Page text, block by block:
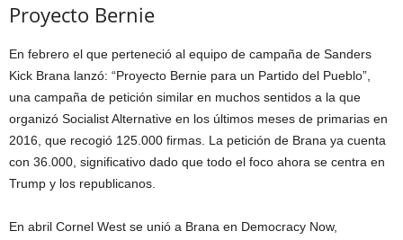
Proyecto Bernie
En febrero el que perteneció al equipo de campaña de Sanders
Kick Brana lanzó: “Proyecto Bernie para un Partido del Pueblo”,
una campaña de petición similar en muchos sentidos a la que
organizó Socialist Alternative en los últimos meses de primarias en
2016, que recogió 125.000 firmas. La petición de Brana ya cuenta
con 36.000, significativo dado que todo el foco ahora se centra en
Trump y los republicanos.
En abril Cornel West se unió a Brana en Democracy Now,